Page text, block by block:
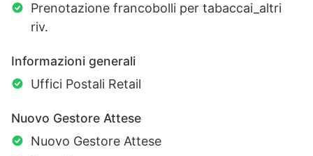
Prenotazione francobolli per tabaccai_altri
riv.
Informazioni generali
Uffici Postali Retail
Nuovo Gestore Attese
Nuovo Gestore Attese